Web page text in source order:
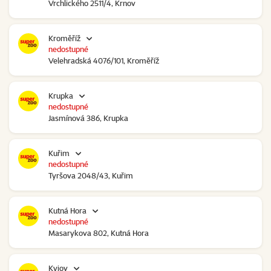
Vrchlického 2511/4, Krnov
Kroměříž
Velehradská 4076/101, Kroměříž
nedostupné
Krupka
Jasmínová 386, Krupka
nedostupné
Kuřim
Tyršova 2048/43, Kuřim
nedostupné
Kutná Hora
Masarykova 802, Kutná Hora
nedostupné
Kyjov